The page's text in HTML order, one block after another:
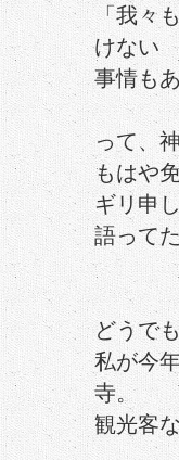
「我々
けない
事情も
って、
もはや
ギリ申
語って
どうで
私が今
寺。
観光客